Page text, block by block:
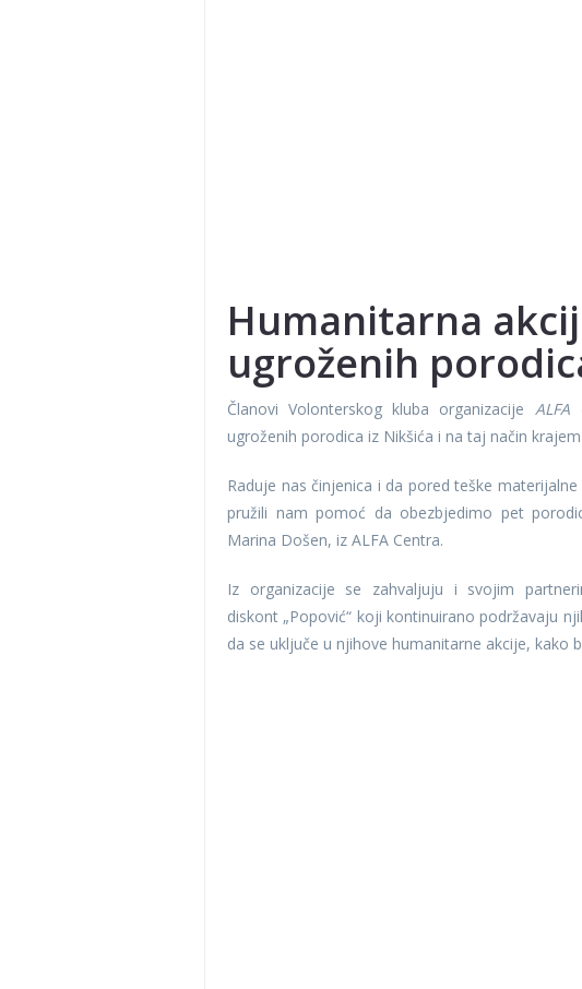
Humanitarna
ugroženih
Članovi Volonterskog kluba organizacije ALFA
ugroženih porodica iz Nikšića i na taj način
Raduje nas činjenica i da pored teške
pružili nam pomoć da obezbjedimo pet
Marina Došen, iz ALFA Centra.
Iz organizacije se zahvaljuju i svojim
diskont „Popović“ koji kontinuirano podržavaju
da se uključe u njihove humanitarne akcije, kako